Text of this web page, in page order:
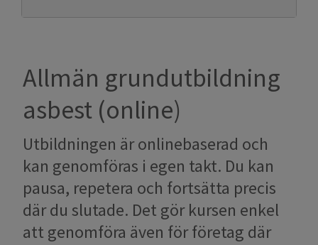
Allmän grundutbildning
asbest (online)
Utbildningen är onlinebaserad och
kan genomföras i egen takt. Du kan
pausa, repetera och fortsätta precis
där du slutade. Det gör kursen enkel
att genomföra även för företag där